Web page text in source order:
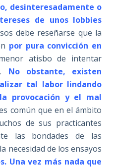
desinteresadamente o
de unos lobbies
debe reseñarse que la
por pura convicción en
atisbo de intentar
No obstante, existen
tal labor lindando
provocación y el mal
común que en el ámbito
de sus practicantes
las bondades de las
necesidad de los ensayos
Una vez más nada que